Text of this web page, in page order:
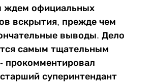
ждем официальных
вскрытия, прежде чем
выводы. Дело
самым тщательным
прокомментировал
суперинтендант